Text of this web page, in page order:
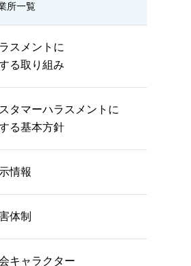
所一覧
スメントに
る取り組み
タマーハラスメントに
る基本方針
情報
体制
キャラクター